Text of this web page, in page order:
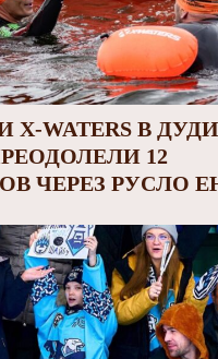
WATERS В
12
ЧЕРЕЗ РУСЛО